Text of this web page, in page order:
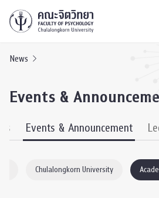
News
Events &
Events & Announcement
Chulalongkorn University